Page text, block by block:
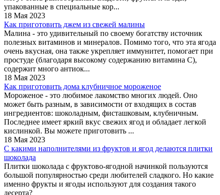
упакованные в специальные кор...
18 Мая 2023
Как приготовить джем из свежей малины
Малина - это удивительный по своему богатству источник
полезных витаминов и минералов. Помимо того, что эта ягода
очень вкусная, она также укрепляет иммунитет, помогает при
простуде (благодаря высокому содержанию витамина С),
содержит много антиок...
18 Мая 2023
Как приготовить дома клубничное мороженое
Мороженое - это любимое лакомство многих людей. Оно
может быть разным, в зависимости от входящих в состав
ингредиентов: шоколадным, фисташковым, клубничным.
Последнее имеет яркий вкус свежих ягод и обладает легкой
кислинкой. Вы можете приготовить ...
18 Мая 2023
С какими наполнителями из фруктов и ягод делаются плитки
шоколада
Плитки шоколада с фруктово-ягодной начинкой пользуются
большой популярностью среди любителей сладкого. Но какие
именно фрукты и ягоды используют для создания такого
десерта?